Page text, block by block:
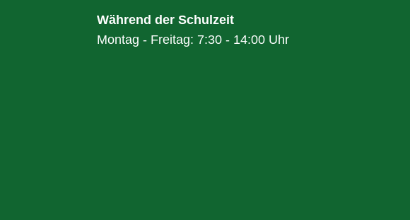
Während der Schulzeit
Montag - Freitag: 7:30 - 14:00 Uhr